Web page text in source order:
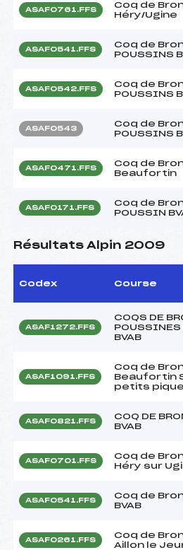
ASAF0761.FFS
Coq de
Héry/Ugine
ASAF0541.FFS
Coq de
POUSSINS
ASAF0542.FFS
Coq de
POUSSINS
ASAF0543
Coq de
POUSSINS
ASAF0471.FFS
Coq de
Beaufortin
ASAF0171.FFS
Coq de
POUSSIN
Résultats Alpin 2009
Codex Course
ASAF1272.FFS
COQS DE
POUSSINES
BVAB
ASAF1091.FFS
Coq de
Beaufortin
petits
ASAF0821.FFS
COQ DE
BVAB
ASAF0701.FFS
Coq de
Héry sur
ASAF0541.FFS
Coq de
BVAB
ASAF0261.FFS
Coq de
Aillon le